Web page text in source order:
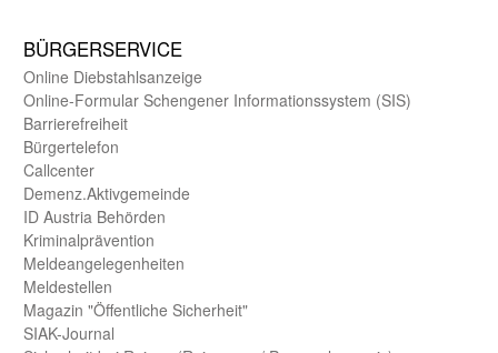
BÜRGER­SERVICE
Online Diebstahls­anzeige
Online-Formular Schengener Informationssystem (SIS)
Barriere­freiheit
Bürger­telefon
Call­center
Demenz.Aktiv­gemeinde
ID Austria Behörden
Kriminal­prävention
Melde­an­ge­le­gen­heiten
Meld­estellen
Magazin "Öffentliche Sicherheit"
SIAK-Journal